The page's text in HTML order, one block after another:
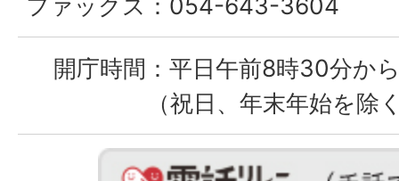
開庁時間： 平日午前8時30分か
（祝日、年末年始を除